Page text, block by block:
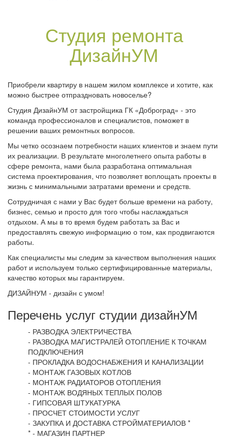
Студия ремонта
ДизайнУМ
Приобрели квартиру в нашем жилом комплексе и хотите, как
можно быстрее отпраздновать новоселье?
Студия ДизайнУМ от застройщика ГК «Доброград» - это
команда профессионалов и специалистов, поможет в
решении ваших ремонтных вопросов.
Мы четко осознаем потребности наших клиентов и знаем пути
их реализации. В результате многолетнего опыта работы в
сфере ремонта, нами была разработана оптимальная
система проектирования, что позволяет воплощать проекты в
жизнь с минимальными затратами времени и средств.
Сотрудничая с нами у Вас будет больше времени на работу,
бизнес, семью и просто для того чтобы наслаждаться
отдыхом. А мы в то время будем работать за Вас и
предоставлять свежую информацию о том, как продвигаются
работы.
Как специалисты мы следим за качеством выполнения наших
работ и используем только сертифицированные материалы,
качество которых мы гарантируем.
ДИЗАЙНУМ - дизайн с умом!
Перечень услуг студии дизайнУМ
- РАЗВОДКА ЭЛЕКТРИЧЕСТВА
- РАЗВОДКА МАГИСТРАЛЕЙ ОТОПЛЕНИЕ К ТОЧКАМ
ПОДКЛЮЧЕНИЯ
- ПРОКЛАДКА ВОДОСНАБЖЕНИЯ И КАНАЛИЗАЦИИ
- МОНТАЖ ГАЗОВЫХ КОТЛОВ
- МОНТАЖ РАДИАТОРОВ ОТОПЛЕНИЯ
- МОНТАЖ ВОДЯНЫХ ТЕПЛЫХ ПОЛОВ
- ГИПСОВАЯ ШТУКАТУРКА
- ПРОСЧЕТ СТОИМОСТИ УСЛУГ
- ЗАКУПКА И ДОСТАВКА СТРОЙМАТЕРИАЛОВ *
* - МАГАЗИН ПАРТНЕР